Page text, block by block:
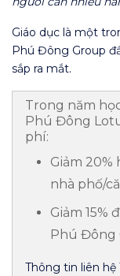
Giáo dục là một
Phú Đông Group
sắp ra mắt.
Trong năm
Phú Đông
phí:
Giảm 20%
nhà phố/
Giảm 15%
Phú Đông
Thông tin liên